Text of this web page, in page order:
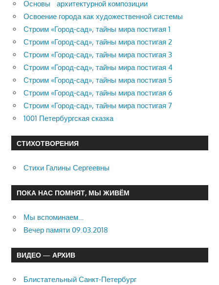
Основы архитектурной композиции
Освоение города как художественной системы
Строим «Город-сад», тайны мира постигая 1
Строим «Город-сад», тайны мира постигая 2
Строим «Город-сад», тайны мира постигая 3
Строим «Город-сад», тайны мира постигая 4
Строим «Город-сад», тайны мира постигая 5
Строим «Город-сад», тайны мира постигая 6
Строим «Город-сад», тайны мира постигая 7
1001 Петербургская сказка
СТИХОТВОРЕНИЯ
Стихи Галины Сергеевны
ПОКА НАС ПОМНЯТ, МЫ ЖИВЁМ
Мы вспоминаем…
Вечер памяти 09.03.2018
ВИДЕО — АРХИВ
Блистательный Санкт-Петербург